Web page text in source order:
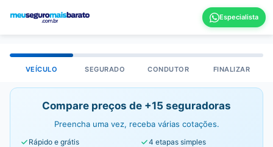
VEÍCULO SEGURADO CONDUTOR FINALIZAR
Compare preços de +15 seguradoras
Preencha uma vez, receba várias cotações.
Rápido e grátis
4 etapas simples